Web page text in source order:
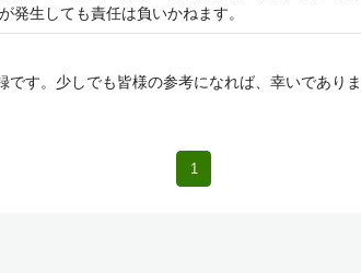
発生しても責任は負いかねます。
す。少しでも皆様の参考になれば、幸いであり
1